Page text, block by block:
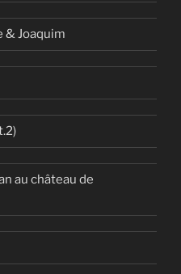
& Joaquim
au château de